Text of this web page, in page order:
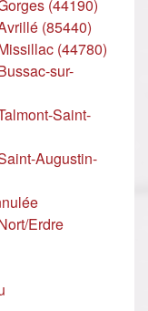
(44190)
(85440)
(44780)
sur-
Saint-
Augustin-
Erdre